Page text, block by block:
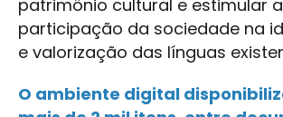
patrimônio cultural e estimular a
participação da sociedade na
e valorização das línguas
O ambiente digital